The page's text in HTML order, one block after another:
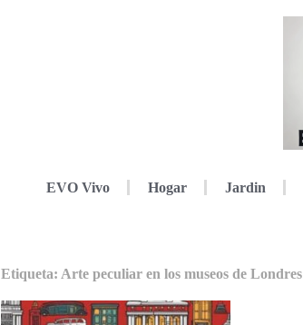
EVO Vivo Hogar Jardin
Etiqueta: Arte peculiar en los museos de Londres